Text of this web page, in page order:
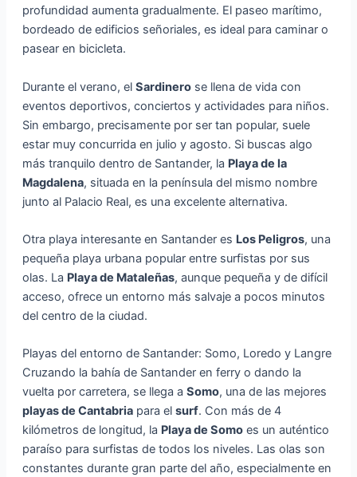
profundidad aumenta gradualmente. El paseo marítimo,
bordeado de edificios señoriales, es ideal para caminar o
pasear en bicicleta.
Durante el verano, el Sardinerose llena de vida con
eventos deportivos, conciertos y actividades para niños.
Sin embargo, precisamente por ser tan popular, suele
estar muy concurrida en julio y agosto. Si buscas algo
más tranquilo dentro de Santander, la Playa de la
Magdalena, situada en la península del mismo nombre
junto al Palacio Real, es una excelente alternativa.
Otra playa interesante en Santander es Los Peligros, una
pequeña playa urbana popular entre surfistas por sus
olas. La Playa de Mataleñas, aunque pequeña y de difícil
acceso, ofrece un entorno más salvaje a pocos minutos
del centro de la ciudad.
Playas del entorno de Santander: Somo, Loredo y Langre
Cruzando la bahía de Santander en ferry o dando la
vuelta por carretera, se llega a Somo, una de las mejores
playas de Cantabriapara el surf. Con más de 4
kilómetros de longitud, la Playa de Somoes un auténtico
paraíso para surfistas de todos los niveles. Las olas son
constantes durante gran parte del año, especialmente en